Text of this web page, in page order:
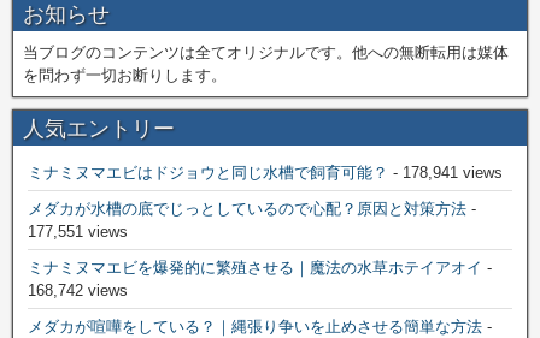
お知らせ
当ブログのコンテンツは全てオリジナルです。他への無断転用は媒体
を問わず一切お断りします。
人気エントリー
ミナミヌマエビはドジョウと同じ水槽で飼育可能？ - 178,941 views
メダカが水槽の底でじっとしているので心配？原因と対策方法 -
177,551 views
ミナミヌマエビを爆発的に繁殖させる｜魔法の水草ホテイアオイ -
168,742 views
メダカが喧嘩をしている？｜縄張り争いを止めさせる簡単な方法 -